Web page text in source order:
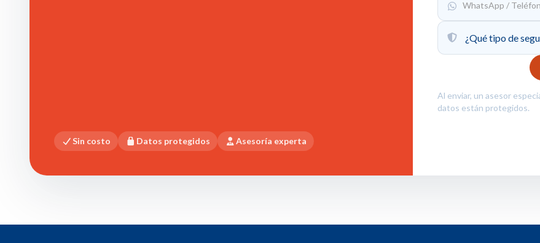
Sin costo Datos protegidos Asesoría experta
Al enviar, un asesor
datos están protegidos.